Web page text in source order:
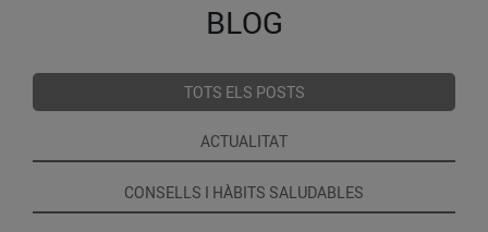
BLOG
TOTS ELS POSTS
ACTUALITAT
CONSELLS I HÀBITS SALUDABLES